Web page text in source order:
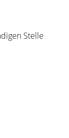
Stelle